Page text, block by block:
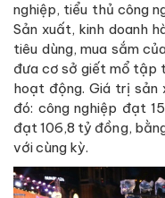
nghiệp, tiểu thủ công
Sản xuất, kinh doanh
tiêu dùng, mua sắm
đưa cơ sở giết mổ tập
hoạt động. Giá trị
đó: công nghiệp đạt
đạt 106,8 tỷ đồng,
với cùng kỳ.